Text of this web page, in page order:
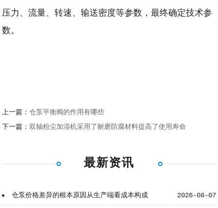
压力、流量、转速、输送密度等参数，最终确定技术参
数。
上一篇：仓泵平衡阀的作用有哪些
下一篇：双轴粉尘加湿机采用了耐磨防腐材料提高了使用寿命
最新资讯
2026-08-07
仓泵价格差异的根本原因从生产端看成本构成